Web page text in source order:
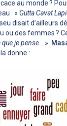
au monde ?
: « Gutta Cavat
disait d’ailleurs
ou des femmes ?
je pense… ».
donne :